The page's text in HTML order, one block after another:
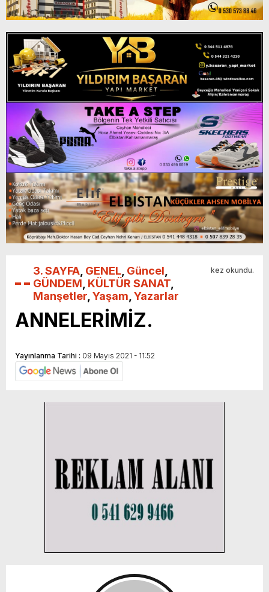
3. SAYFA GENEL Güncel
GÜNDEM KÜLTÜR SANAT
Manşetler Yaşam Yazarlar
kez okundu.
ANNELERİMİZ.
Yayınlanma Tarihi : 09 Mayıs 2021 - 11:52